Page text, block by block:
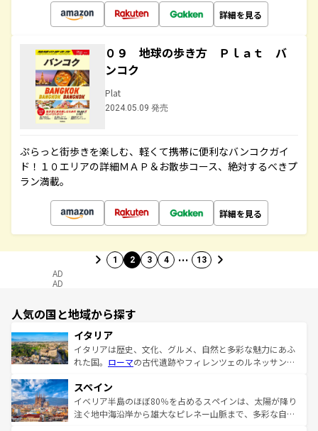
詳細を見る
０９ 地球の歩き方 Ｐｌａｔ バ
ンコク
Plat
2024.05.09 発売
ぷらっと街歩きを楽しむ、軽くて携帯に便利なバンコクガイ
ド！１０エリアの詳細ＭＡＰ＆お散歩コース、絶対するべきプ
ラン満載。
詳細を見る
1 2 3 4 … 13
AD
AD
人気の国と地域から探す
イタリア
イタリアは歴史、文化、グルメ、自然と多彩な魅力にあふ
れた国。 ローマの古代遺跡やフィレンツェのルネッサンス
ろん、トスカーナの美しい田園風景やアマルフィ海岸の絶
景など、自然景観も見逃せない。観光の合間には、本場の
ピザやパスタなど、絶品のイタリア料理を堪能することも
スペイン
イベリア半島のほぼ80％を占めるスペインは、太陽が降り
注ぐ地中海沿岸から雄大なピレネー山脈まで、多彩な自然